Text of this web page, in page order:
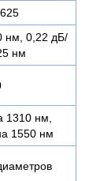
нм, 0,22 дБ/
нм
1310 нм,
1550 нм